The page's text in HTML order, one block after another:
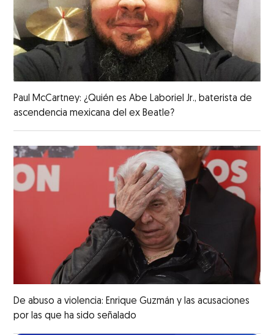
Paul McCartney: ¿Quién es Abe Laboriel Jr., baterista de
ascendencia mexicana del ex Beatle?
De abuso a violencia: Enrique Guzmán y las acusaciones
por las que ha sido señalado